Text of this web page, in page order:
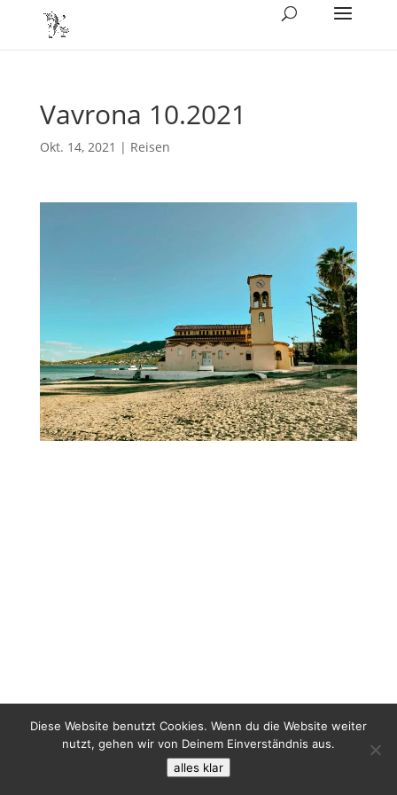
Vavrona 10.2021
Okt. 14, 2021 | Reisen
Diese Website benutzt Cookies. Wenn du die Website weiter
nutzt, gehen wir von Deinem Einverständnis aus.
alles klar